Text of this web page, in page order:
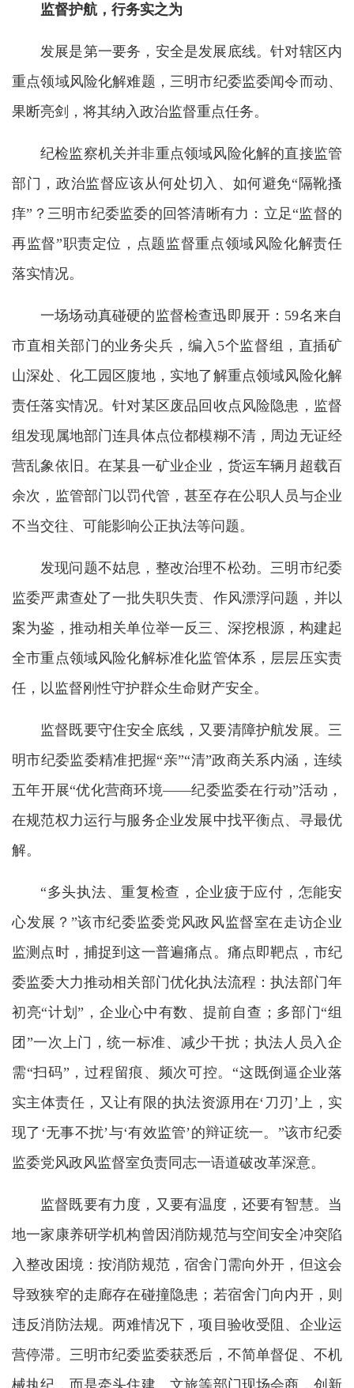
监督护航，行务实之为
发展是第一要务，安全是发展底线。针对辖区内
重点领域风险化解难题，三明市纪委监委闻令而动、
果断亮剑，将其纳入政治监督重点任务。
纪检监察机关并非重点领域风险化解的直接监管
部门，政治监督应该从何处切入、如何避免“隔靴搔
痒”？三明市纪委监委的回答清晰有力：立足“监督的
再监督”职责定位，点题监督重点领域风险化解责任
落实情况。
一场场动真碰硬的监督检查迅即展开：59名来自
市直相关部门的业务尖兵，编入5个监督组，直插矿
山深处、化工园区腹地，实地了解重点领域风险化解
责任落实情况。针对某区废品回收点风险隐患，监督
组发现属地部门连具体点位都模糊不清，周边无证经
营乱象依旧。在某县一矿业企业，货运车辆月超载百
余次，监管部门以罚代管，甚至存在公职人员与企业
不当交往、可能影响公正执法等问题。
发现问题不姑息，整改治理不松劲。三明市纪委
监委严肃查处了一批失职失责、作风漂浮问题，并以
案为鉴，推动相关单位举一反三、深挖根源，构建起
全市重点领域风险化解标准化监管体系，层层压实责
任，以监督刚性守护群众生命财产安全。
监督既要守住安全底线，又要清障护航发展。三
明市纪委监委精准把握“亲”“清”政商关系内涵，连续
五年开展“优化营商环境——纪委监委在行动”活动，
在规范权力运行与服务企业发展中找平衡点、寻最优
解。
“多头执法、重复检查，企业疲于应付，怎能安
心发展？”该市纪委监委党风政风监督室在走访企业
监测点时，捕捉到这一普遍痛点。痛点即靶点，市纪
委监委大力推动相关部门优化执法流程：执法部门年
初亮“计划”，企业心中有数、提前自查；多部门“组
团”一次上门，统一标准、减少干扰；执法人员入企
需“扫码”，过程留痕、频次可控。“这既倒逼企业落
实主体责任，又让有限的执法资源用在‘刀刃’上，实
现了‘无事不扰’与‘有效监管’的辩证统一。”该市纪委
监委党风政风监督室负责同志一语道破改革深意。
监督既要有力度，又要有温度，还要有智慧。当
地一家康养研学机构曾因消防规范与空间安全冲突陷
入整改困境：按消防规范，宿舍门需向外开，但这会
导致狭窄的走廊存在碰撞隐患；若宿舍门向内开，则
违反消防法规。两难情况下，项目验收受阻、企业运
营停滞。三明市纪委监委获悉后，不简单督促、不机
械执纪，而是牵头住建、文旅等部门现场会商，创新